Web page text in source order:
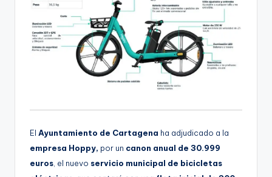
El Ayuntamiento de Cartagena ha adjudicado a la
empresa Hoppy, por un canon anual de 30.999
euros , el nuevo servicio municipal de bicicletas